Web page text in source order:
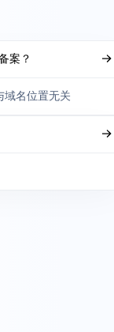
案？
域名位置无关